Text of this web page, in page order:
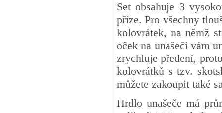
Set obsahuje 3
příze. Pro všechny
kolovrátek, na němž
oček na unašeči vám
zrychluje předení,
kolovrátků s tzv.
můžete zakoupit také
Hrdlo unašeče má